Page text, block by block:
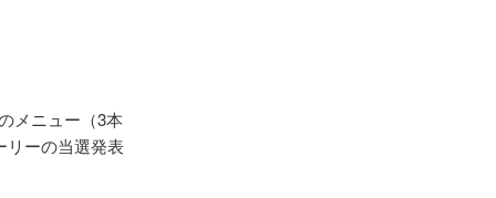
メニュー（3本
リーの当選発表